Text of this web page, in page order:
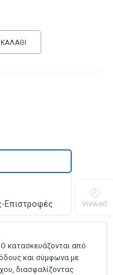
Επιστροφές
κατασκευάζονται από
και σύμφωνα με
διασφαλίζοντας
Viewed